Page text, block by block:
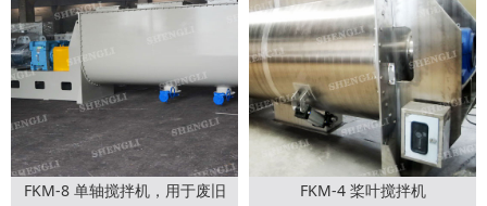
FKM-8 单轴搅拌机，用于废旧
FKM-4 桨叶搅拌机